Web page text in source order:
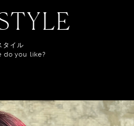
タイル
do you like?